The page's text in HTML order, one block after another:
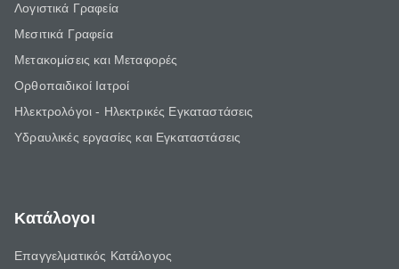
Λογιστικά Γραφεία
Μεσιτικά Γραφεία
Μετακομίσεις και Μεταφορές
Ορθοπαιδικοί Ιατροί
Ηλεκτρολόγοι - Ηλεκτρικές Εγκαταστάσεις
Υδραυλικές εργασίες και Εγκαταστάσεις
Κατάλογοι
Επαγγελματικός Κατάλογος